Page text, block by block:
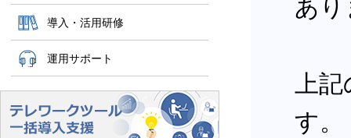
導入・活用研修
運用サポート
あり
上記
す。